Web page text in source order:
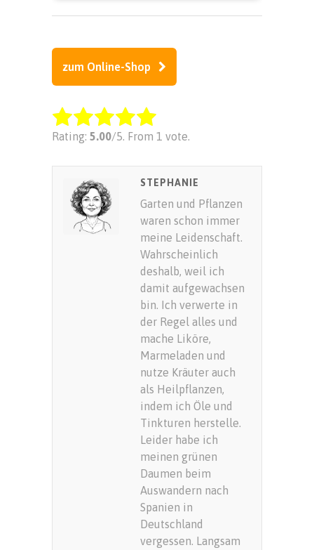
zum Online-Shop
Rate this item:
SUBMIT RATING
Rating: 5.00/5. From 1 vote.
STEPHANIE
Garten und Pflanzen
waren schon immer
meine Leidenschaft.
Wahrscheinlich
deshalb, weil ich
damit aufgewachsen
bin. Ich verwerte in
der Regel alles und
mache Liköre,
Marmeladen und
nutze Kräuter auch
als Heilpflanzen,
indem ich Öle und
Tinkturen herstelle.
Leider habe ich
meinen grünen
Daumen beim
Auswandern nach
Spanien in
Deutschland
vergessen. Langsam